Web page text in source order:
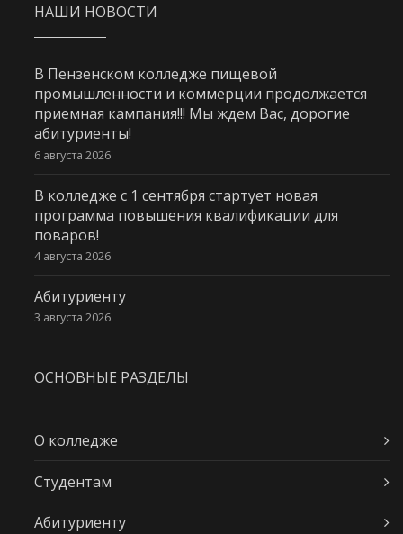
НАШИ НОВОСТИ
В Пензенском колледже пищевой
промышленности и коммерции продолжается
приемная кампания!!! Мы ждем Вас, дорогие
абитуриенты!
6 августа 2026
В колледже с 1 сентября стартует новая
программа повышения квалификации для
поваров!
4 августа 2026
Абитуриенту
3 августа 2026
ОСНОВНЫЕ РАЗДЕЛЫ
О колледже
Студентам
Абитуриенту